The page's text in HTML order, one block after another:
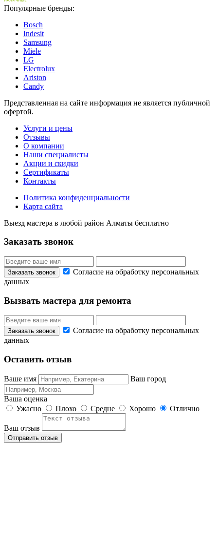
Популярные бренды:
Bosch
Indesit
Samsung
Miele
LG
Electrolux
Ariston
Candy
Представленная на сайте информация не является публичной
офертой.
Услуги и цены
Отзывы
О компании
Наши специалисты
Акции и скидки
Сертификаты
Контакты
Политика конфиденциальности
Карта сайта
Выезд мастера в любой район Алматы бесплатно
Заказать звонок
Согласие на обработку персональных
данных
Вызвать мастера для ремонта
Согласие на обработку персональных
данных
Оставить отзыв
Ваше имя Ваш город
Ваша оценка
Ужасно
Плохо Средне Хорошо Отлично
Ваш отзыв
Отправить отзыв